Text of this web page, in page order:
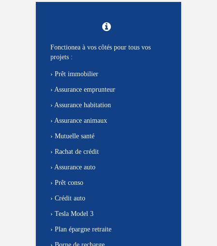
Fonctionea à vos côtés pour tous vos
projets :
› Prêt immobilier
› Assurance emprunteur
› Assurance habitation
› Assurance animaux
› Mutuelle santé
› Rachat de crédit
› Assurance auto
› Prêt conso
› Crédit auto
› Tesla Model 3
› Plan épargne retraite